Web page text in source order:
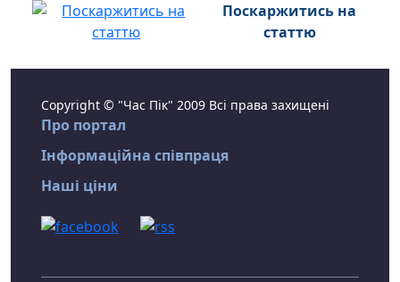
Поскаржитись на
статтю
Copyright © "Час Пік" 2009 Всі права захищені
Про портал
Інформаційна співпраця
Наші ціни